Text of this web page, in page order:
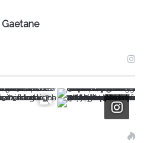
Gaetane